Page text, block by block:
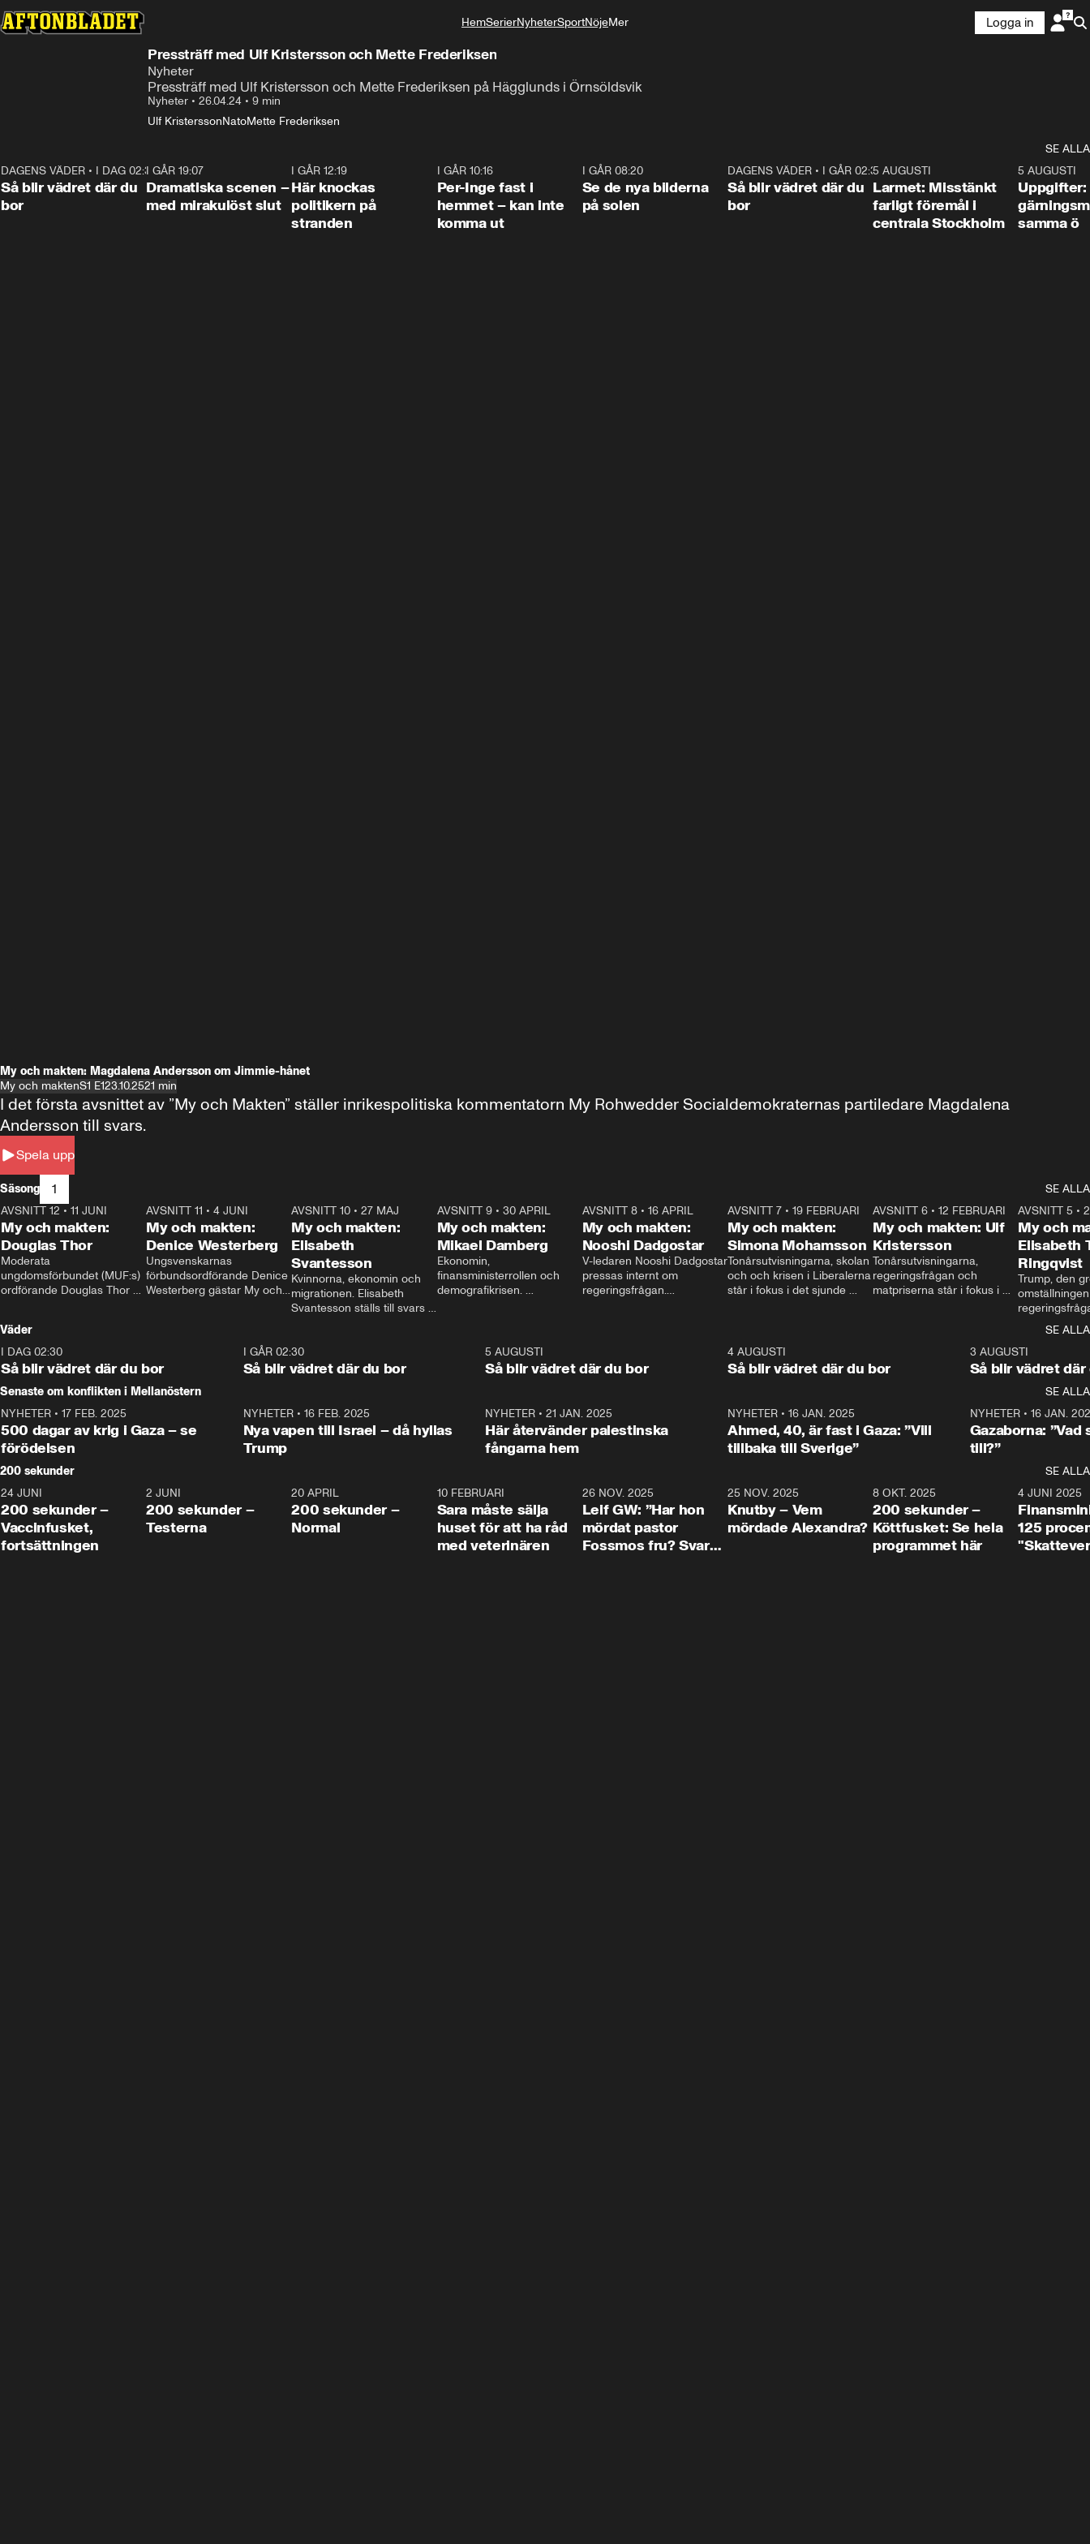
HemSerierNyheterSportNöjeMer
Logga in
Pressträff med Ulf Kristersson och Mette Frederiksen
Nyheter
Pressträff med Ulf Kristersson och Mette Frederiksen på Hägglunds i Örnsöldsvik
Nyheter • 26.04.24 • 9 min
Ulf KristerssonNatoMette Frederiksen
SE ALLA
1:06
DAGENS VÄDER • I DAG 02:30
Så blir vädret där du
bor
I GÅR 19:07
Dramatiska scenen –
med mirakulöst slut
I GÅR 12:19
Här knockas
politikern på
stranden
I GÅR 10:16
Per-Inge fast i
hemmet – kan inte
komma ut
I GÅR 08:20
Se de nya bilderna
på solen
1:06
DAGENS VÄDER• I GÅR 02:30
Så blir vädret där du
bor
0:35
5 AUGUSTI
Larmet: Misstänkt
farligt föremål i
centrala Stockholm
5 AUGUSTI
Uppgifter:
samma ö
My och makten: Magdalena Andersson om Jimmie-hånet
My och maktenS1 E123.10.2521 min
Spela upp
I det första avsnittet av ”My och Makten” ställer inrikespolitiska kommentatorn My Rohwedder Socialdemokraternas partiledare Magdalena
Andersson till svars.
Säsong 1
SE ALLA
26:27
AVSNITT 12 • 11 JUNI
My och makten:
Douglas Thor
Moderata
ungdomsförbundet (MUF:s)
ordförande Douglas Thor
tonårsutvisningarna och hur
Moderaterna ska locka
väljare till valet i höst.
23:40
AVSNITT 11 •4 JUNI
My och makten:
Denice Westerberg
Ungsvenskarnas
förbundsordförande Denice
Westerberg gästar My och
AVSNITT 10 •27 MAJ
My och makten:
Elisabeth
Svantesson
Kvinnorna, ekonomin och
migrationen. Elisabeth
Svantesson ställs till svars
AVSNITT 9• 30 APRIL
My och makten:
Mikael Damberg
Ekonomin,
finansministerrollen och
demografikrisen.
och Makten.
AVSNITT 8• 16 APRIL
My och makten:
Nooshi Dadgostar
V-ledaren Nooshi Dadgostar
pressas internt om
regeringsfrågan.
– Vi ställer upp i val. Ska vi
vara med så sitter vi förstås
24:30
AVSNITT 7• 19 FEBRUARI
My och makten:
Simona Mohamsson
Tonårsutvisningarna, skolan
och och krisen i Liberalerna
står i fokus i det sjunde
kommentator My
Rohwedder ställer
utbildnings- och
Mohamsson till svars.
27:30
AVSNITT 6 •12 FEBRUARI
My och makten: Ulf
Kristersson
Tonårsutvisningarna,
regeringsfrågan och
matpriserna står i fokus i
Rohwedder ställer
statsminister Ulf Kristersson
AVSNITT 5 •
My och
Elisabeth
Ringqvist
Trump, den
centrum i
avsnittet av
Makten”. Se
Aftonbladets
Rohwedder
Thand Ring
Väder
SE ALLA
I DAG 02:30
Så blir vädret där du bor
1:06
I GÅR 02:30
Så blir vädret där du bor
5 AUGUSTI
Så blir vädret där du bor
4 AUGUSTI
Så blir vädret där du bor
3 AUGUSTI
Så blir vädret där
Senaste om konflikten i Mellanöstern
SE ALLA
NYHETER • 17 FEB. 2025
500 dagar av krig i Gaza – se
förödelsen
NYHETER• 16 FEB. 2025
Nya vapen till Israel – då hyllas
Trump
NYHETER •21 JAN. 2025
Här återvänder palestinska
fångarna hem
NYHETER• 16 JAN. 2025
Ahmed, 40, är fast i Gaza: ”Vill
tillbaka till Sverige”
NYHETER• 16 JAN.
Gazaborna:
till?”
200 sekunder
SE ALLA
5:00
24 JUNI
200 sekunder –
Vaccinfusket,
fortsättningen
4:23
2 JUNI
200 sekunder –
Testerna
20 APRIL
200 sekunder –
Normal
10 FEBRUARI
Sara måste sälja
huset för att ha råd
med veterinären
26 NOV. 2025
Leif GW: ”Har hon
mördat pastor
Fossmos fru? Svar
31:05
25 NOV. 2025
Knutby – Vem
mördade Alexandra?
4:29
8 OKT. 2025
200 sekunder –
Köttfusket: Se hela
programmet här
4 JUNI 2025
125